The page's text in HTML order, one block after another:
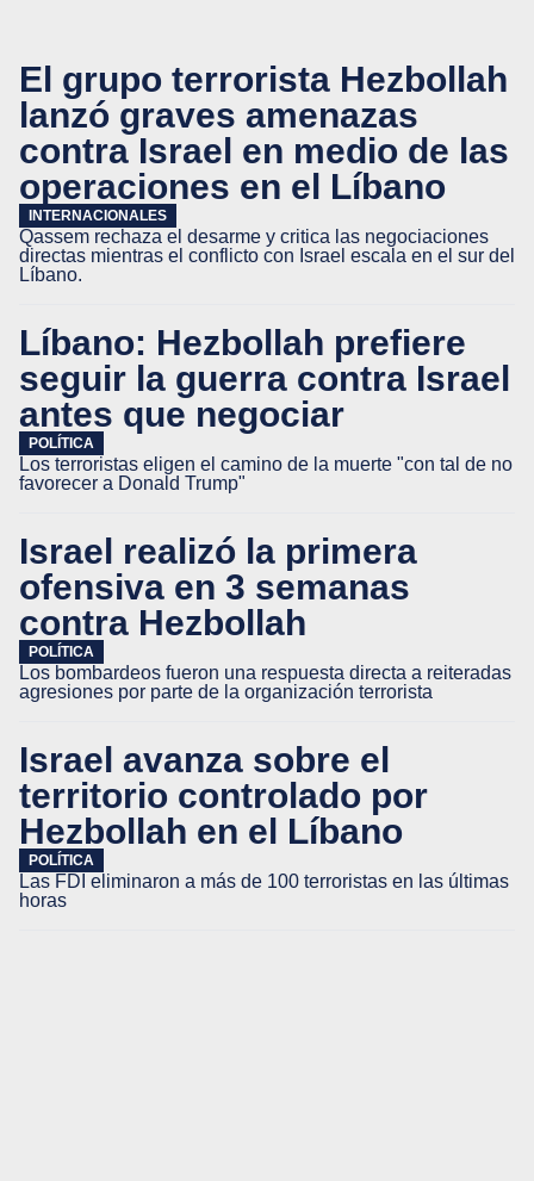
El grupo terrorista Hezbollah
lanzó graves amenazas
contra Israel en medio de las
operaciones en el Líbano
INTERNACIONALES
Qassem rechaza el desarme y critica las negociaciones
directas mientras el conflicto con Israel escala en el sur del
Líbano.
Líbano: Hezbollah prefiere
seguir la guerra contra Israel
antes que negociar
POLÍTICA
Los terroristas eligen el camino de la muerte "con tal de no
favorecer a Donald Trump"
Israel realizó la primera
ofensiva en 3 semanas
contra Hezbollah
POLÍTICA
Los bombardeos fueron una respuesta directa a reiteradas
agresiones por parte de la organización terrorista
Israel avanza sobre el
territorio controlado por
Hezbollah en el Líbano
POLÍTICA
Las FDI eliminaron a más de 100 terroristas en las últimas
horas